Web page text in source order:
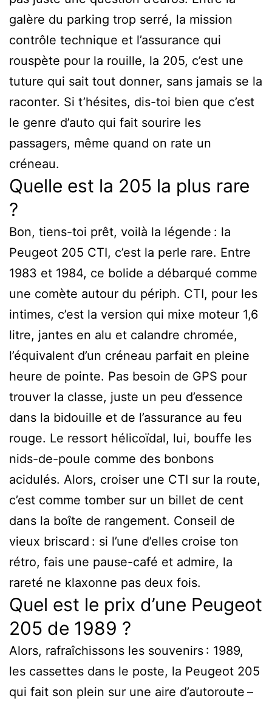
galère du parking trop serré, la mission
contrôle technique et l’assurance qui
rouspète pour la rouille, la 205, c’est une
tuture qui sait tout donner, sans jamais se la
raconter. Si t’hésites, dis-toi bien que c’est
le genre d’auto qui fait sourire les
passagers, même quand on rate un
créneau.
Quelle est la 205 la plus rare
?
Bon, tiens-toi prêt, voilà la légende : la
Peugeot 205 CTI, c’est la perle rare. Entre
1983 et 1984, ce bolide a débarqué comme
une comète autour du périph. CTI, pour les
intimes, c’est la version qui mixe moteur 1,6
litre, jantes en alu et calandre chromée,
l’équivalent d’un créneau parfait en pleine
heure de pointe. Pas besoin de GPS pour
trouver la classe, juste un peu d’essence
dans la bidouille et de l’assurance au feu
rouge. Le ressort hélicoïdal, lui, bouffe les
nids-de-poule comme des bonbons
acidulés. Alors, croiser une CTI sur la route,
c’est comme tomber sur un billet de cent
dans la boîte de rangement. Conseil de
vieux briscard : si l’une d’elles croise ton
rétro, fais une pause-café et admire, la
rareté ne klaxonne pas deux fois.
Quel est le prix d’une Peugeot
205 de 1989 ?
Alors, rafraîchissons les souvenirs : 1989,
les cassettes dans le poste, la Peugeot 205
qui fait son plein sur une aire d’autoroute –